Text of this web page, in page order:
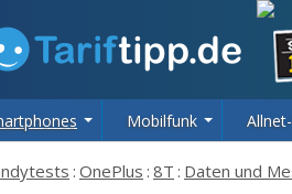
Mobilfunk
: OnePlus : 8T : Daten und